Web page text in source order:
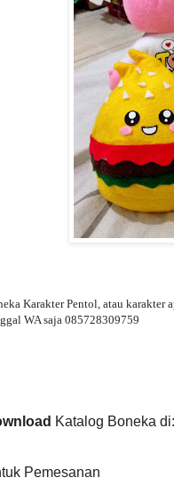
Karakter Pentol, atau karakter
WA saja 085728309759
Katalog Boneka di:
Pemesanan